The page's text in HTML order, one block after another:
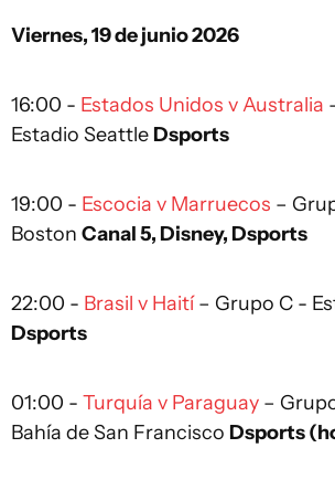
Viernes, 19 de junio 2026
16:00 - Estados Unidos v Australia
Estadio Seattle Dsports
19:00 - Escocia v Marruecos –
Boston Canal 5, Disney, Dsports
22:00 - Brasil v Haití– Grupo C -
Dsports
01:00 - Turquía v Paraguay –
Bahía de San Francisco Dsports